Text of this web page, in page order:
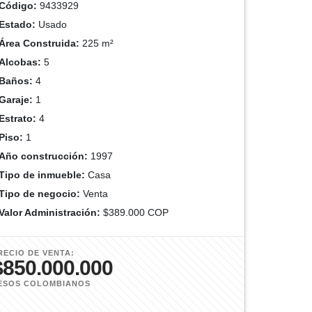
9433929
Usado
Construida: 225 m²
5
4
1
4
1
construcción: 1997
de inmueble: Casa
de negocio: Venta
Administración: $389.000 COP
DE VENTA:
COLOMBIANOS